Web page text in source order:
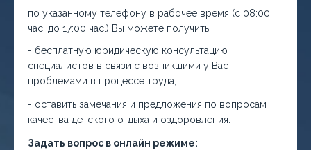
по указанному телефону в рабочее время (с 08:00
час. до 17:00 час.) Вы можете получить:
- бесплатную юридическую консультацию
специалистов в связи с возникшими у Вас
проблемами в процессе труда;
- оставить замечания и предложения по вопросам
качества детского отдыха и оздоровления.
Задать вопрос в онлайн режиме: